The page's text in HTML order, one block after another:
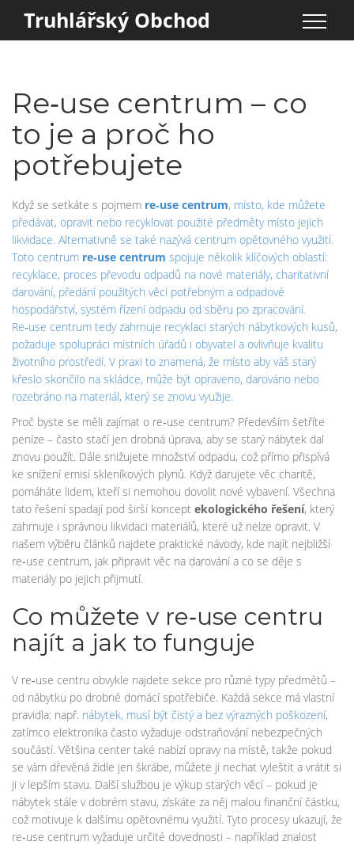
Truhlářský Obchod
Re‑use centrum – co
to je a proč ho
potřebujete
Když se setkáte s pojmem re‑use centrum, místo, kde můžete
předávat, opravit nebo recyklovat použité předměty místo jejich
likvidace. Alternativně se také nazývá centrum opětovného využití.
Toto centrum re‑use centrum spojuje několik klíčových oblastí:
recyklace, proces převodu odpadů na nové materiály, charitativní
darování, předání použitých věcí potřebným a odpadové
hospodářství, systém řízení odpadu od sběru po zpracování.
Re‑use centrum tedy zahrnuje recyklaci starých nábytkových kusů,
požaduje spolupráci místních úřadů i obyvatel a ovlivňuje kvalitu
životního prostředí. V praxi to znamená, že místo aby váš starý
křeslo skončilo na skládce, může být opraveno, darováno nebo
rozebráno na materiál, který se znovu využije.
Proč byste se měli zajímat o re‑use centrum? Především šetříte
peníze – často stačí jen drobná úprava, aby se starý nábytek dal
znovu použít. Dále snižujete množství odpadu, což přímo přispívá
ke snížení emisí skleníkových plynů. Když darujete věc charitě,
pomáháte lidem, kteří si nemohou dovolit nové vybavení. Všechna
tato řešení spadají pod širší koncept ekologického řešení, který
zahrnuje i správnou likvidaci materiálů, které už nelze opravit. V
našem výběru článků najdete praktické návody, kde najít nejbližší
re‑use centrum, jak připravit věc na darování a co se děje s
materiály po jejich přijmutí.
Co můžete v re‑use centru
najít a jak to funguje
V re‑use centru obvykle najdete sekce pro různé typy předmětů –
od nábytku po drobné domácí spotřebiče. Každá sekce má vlastní
pravidla: např. nábytek, musí být čistý a bez výrazných poškození,
zatímco elektronika často vyžaduje odstraňování nebezpečných
součástí. Většina center také nabízí opravy na místě, takže pokud
se vám dřevěná židle jen škrábe, můžete ji nechat vyleštit a vrátit si
ji v lepším stavu. Další službou je výkup starých věcí – pokud je
nábytek stále v dobrém stavu, získáte za něj malou finanční částku,
což motivuje k dalšímu opětovnému využití. Tyto procesy ukazují, že
re‑use centrum vyžaduje určité dovednosti – například znalost